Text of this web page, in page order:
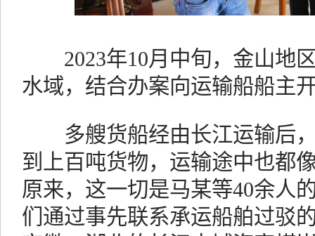
2023年10月中旬，金山地
水域，结合办案向运输船船主
多艘货船经由长江运输后，
到上百吨货物，运输途中也都
原来，这一切是马某等40余人
们通过事先联系承运船舶过驳